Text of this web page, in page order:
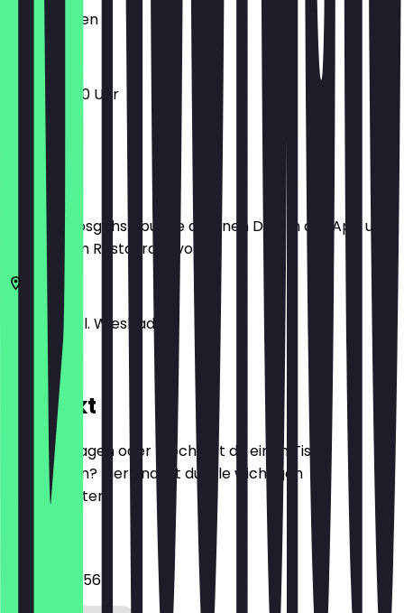
Geschlossen
11:00 - 20:00 Uhr
Bevor du losgehst, buche dir einen Deal in der App und
zeige ihn im Restaurant vor.
Bahnhofspl. Wiesbaden
Kontakt
Hast du Fragen oder möchtest du einen Tisch
reservieren? Hier findest du alle wichtigen
Kontaktdaten.
061117265756